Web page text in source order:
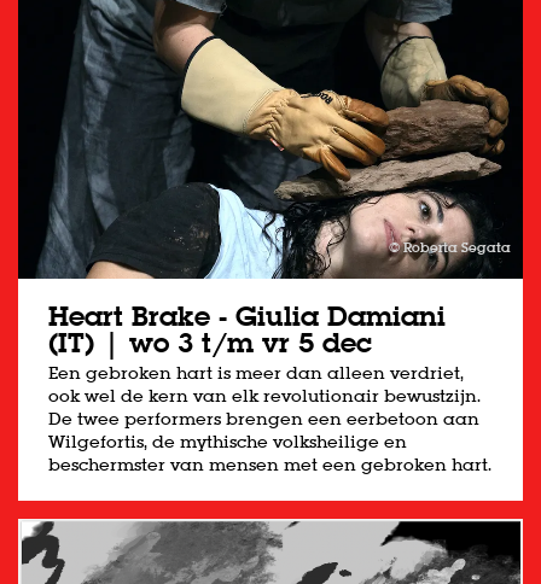
© Roberta Segata
Heart Brake - Giulia Damiani
(IT) | wo 3 t/m vr 5 dec
Een gebroken hart is meer dan alleen verdriet,
ook wel de kern van elk revolutionair bewustzijn.
De twee performers brengen een eerbetoon aan
Wilgefortis, de mythische volksheilige en
beschermster van mensen met een gebroken hart.